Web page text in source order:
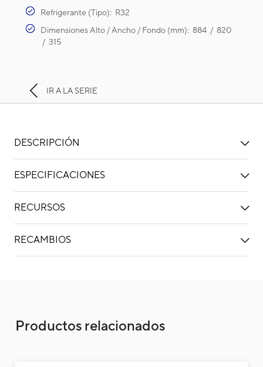
Refrigerante (Tipo): R32
Dimensiones Alto / Ancho / Fondo (mm): 884 / 820
/ 315
IR A LA SERIE
DESCRIPCIÓN
ESPECIFICACIONES
RECURSOS
RECAMBIOS
Productos relacionados